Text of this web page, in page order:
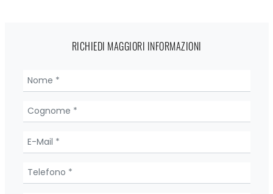
RICHIEDI MAGGIORI INFORMAZIONI